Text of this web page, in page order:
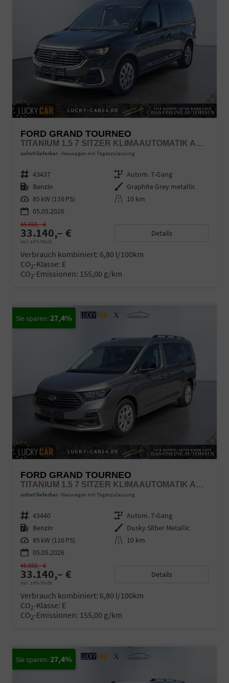
FORD GRAND TOURNEO
TITANIUM 1,5 7 SITZER KLIMAAUTOMATIK ANHÄNGERKUPPLUNG SITZHEIZUNG EINPARKHILFE KAMERA 17 ZOLL LEICHTMETALL ACC
sofort lieferbar Neuwagen mit Tageszulassung
Fahrzeugnr. 43437 Getriebe Autom. 7-Gang
Kraftstoff Benzin Außenfarbe Graphite Grey metallic
Leistung 85 kW (116 PS) Kilometerstand 10 km
05.05.2026
33.140,– €
incl. 19% MwSt.
45.650,– €
Details
Verbrauch kombiniert: 6,80 l/100km
CO2-Klasse: E
CO2-Emissionen: 155,00 g/km
27,4%
FORD GRAND TOURNEO
TITANIUM 1,5 7 SITZER KLIMAAUTOMATIK ANHÄNGERKUPPLUNG SITZHEIZUNG EINPARKHILFE KAMERA 17 ZOLL LEICHTMETALL ACC
sofort lieferbar Neuwagen mit Tageszulassung
Fahrzeugnr. 43440 Getriebe Autom. 7-Gang
Kraftstoff Benzin Außenfarbe Dusky Silber Metallic
Leistung 85 kW (116 PS) Kilometerstand 10 km
05.05.2026
33.140,– €
incl. 19% MwSt.
45.650,– €
Details
Verbrauch kombiniert: 6,80 l/100km
CO2-Klasse: E
CO2-Emissionen: 155,00 g/km
27,4%